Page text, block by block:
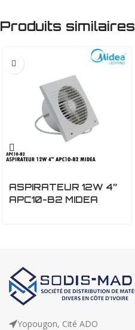
Produits similaires
ASPIRATEUR 12W 4″
APC10-B2 MIDEA
Yopougon, Cité ADO